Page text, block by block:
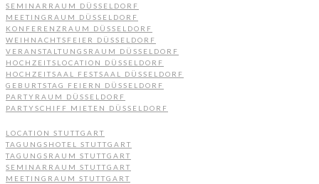
SEMINARRAUM DÜSSELDORF
MEETINGRAUM DÜSSELDORF
KONFERENZRAUM DÜSSELDORF
WEIHNACHTSFEIER DÜSSELDORF
VERANSTALTUNGSRAUM DÜSSELDORF
HOCHZEITSLOCATION DÜSSELDORF
HOCHZEITSAAL FESTSAAL DÜSSELDORF
GEBURTSTAG FEIERN DÜSSELDORF
PARTYRAUM DÜSSELDORF
PARTYSCHIFF MIETEN DÜSSELDORF
LOCATION STUTTGART
TAGUNGSHOTEL STUTTGART
TAGUNGSRAUM STUTTGART
SEMINARRAUM STUTTGART
MEETINGRAUM STUTTGART